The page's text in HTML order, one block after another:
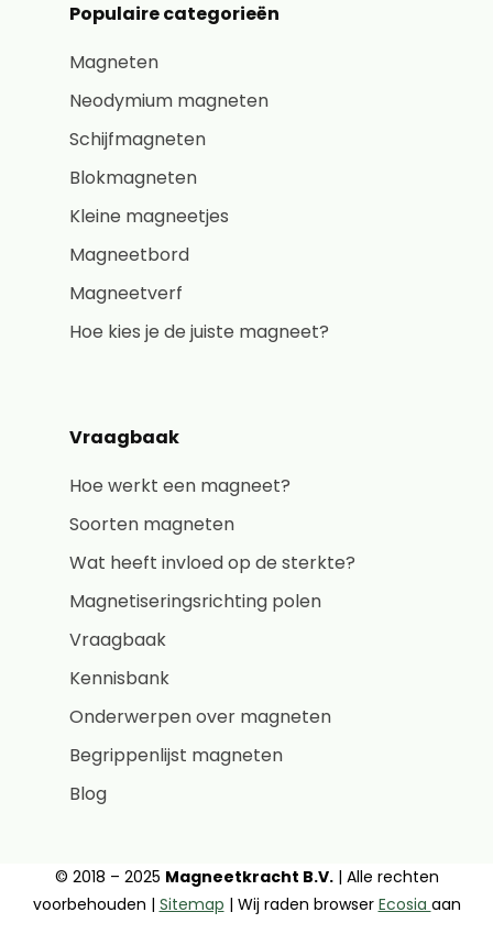
Populaire categorieën
Magneten
Neodymium magneten
Schijfmagneten
Blokmagneten
Kleine magneetjes
Magneetbord
Magneetverf
Hoe kies je de juiste magneet?
Vraagbaak
Hoe werkt een magneet?
Soorten magneten
Wat heeft invloed op de sterkte?
Magnetiseringsrichting polen
Vraagbaak
Kennisbank
Onderwerpen over magneten
Begrippenlijst magneten
Blog
© 2018 – 2025 Magneetkracht B.V.| Alle rechten
voorbehouden | Sitemap | Wij raden browser Ecosia aan